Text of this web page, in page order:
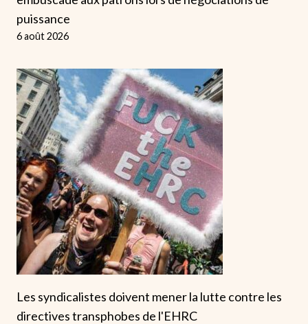
puissance
6 août 2026
Les syndicalistes doivent mener la lutte contre les
directives transphobes de l'EHRC